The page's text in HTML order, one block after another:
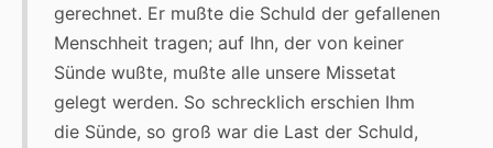
gerechnet. Er mußte die Schuld der gefallenen
Menschheit tragen; auf Ihn, der von keiner
Sünde wußte, mußte alle unsere Missetat
gelegt werden. So schrecklich erschien Ihm
die Sünde, so groß war die Last der Schuld,